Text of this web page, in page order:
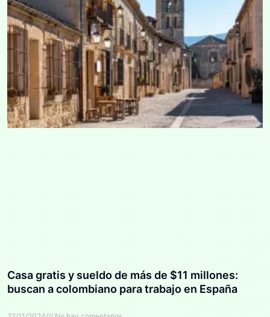
Casa gratis y sueldo de más de $11 millones:
buscan a colombiano para trabajo en España